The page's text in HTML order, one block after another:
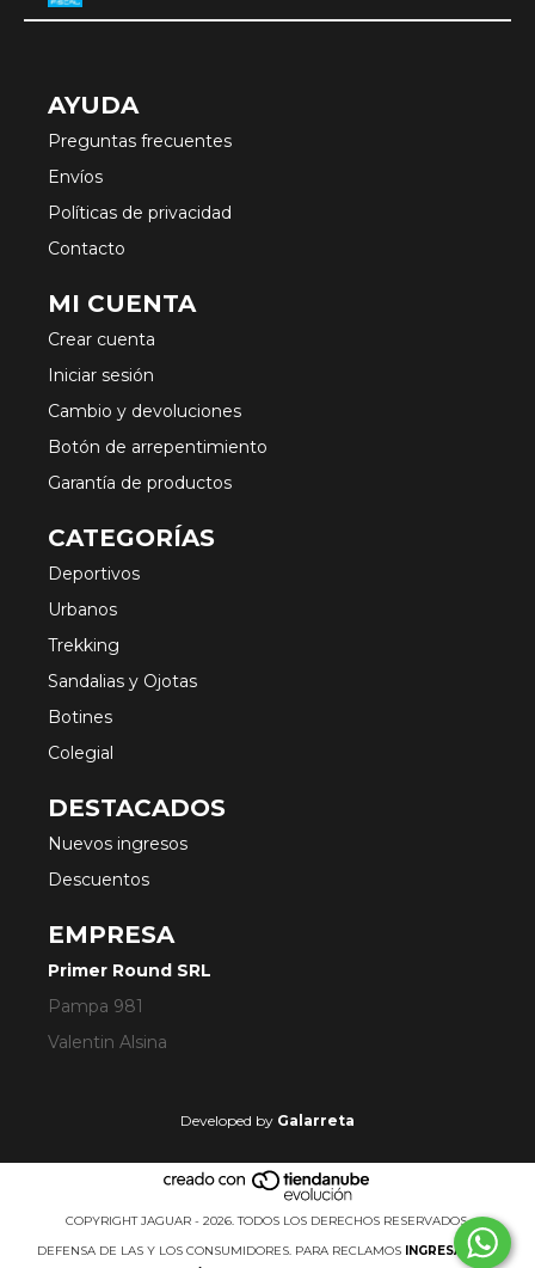
AYUDA
Preguntas frecuentes
Envíos
Políticas de privacidad
Contacto
MI CUENTA
Crear cuenta
Iniciar sesión
Cambio y devoluciones
Botón de arrepentimiento
Garantía de productos
CATEGORÍAS
Deportivos
Urbanos
Trekking
Sandalias y Ojotas
Botines
Colegial
DESTACADOS
Nuevos ingresos
Descuentos
EMPRESA
Primer Round SRL
Pampa 981
Valentin Alsina
Developed by Galarreta
COPYRIGHT JAGUAR - 2026. TODOS LOS DERECHOS RESERVADOS.
DEFENSA DE LAS Y LOS CONSUMIDORES. PARA RECLAMOS INGRESÁ ACÁ.